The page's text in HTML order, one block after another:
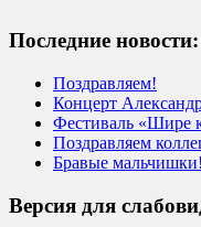
Последние новости:
Поздравляем!
Концерт
Фестиваль «Шире
Поздравляем
Бравые мальчишки!
Версия для